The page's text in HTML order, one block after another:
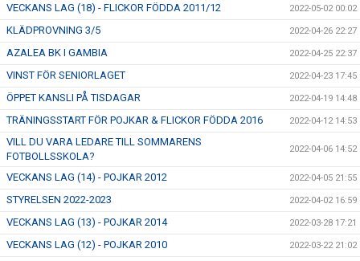
VECKANS LAG (18) - FLICKOR FÖDDA 2011/12 2022-05-02 00:02
KLÄDPROVNING 3/5 2022-04-26 22:27
AZALEA BK I GAMBIA 2022-04-25 22:37
VINST FÖR SENIORLAGET 2022-04-23 17:45
ÖPPET KANSLI PÅ TISDAGAR 2022-04-19 14:48
TRÄNINGSSTART FÖR POJKAR & FLICKOR FÖDDA 2016 2022-04-12 14:53
VILL DU VARA LEDARE TILL SOMMARENS
FOTBOLLSSKOLA?
2022-04-06 14:52
VECKANS LAG (14) - POJKAR 2012 2022-04-05 21:55
STYRELSEN 2022-2023 2022-04-02 16:59
VECKANS LAG (13) - POJKAR 2014 2022-03-28 17:21
VECKANS LAG (12) - POJKAR 2010 2022-03-22 21:02